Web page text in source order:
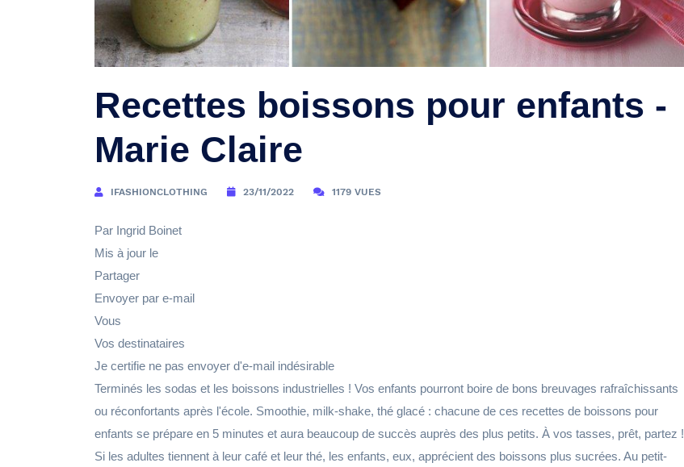
Recettes boissons pour enfants -
Marie Claire
IFASHIONCLOTHING 23/11/2022 1179 VUES
Par Ingrid Boinet
Mis à jour le
Partager
Envoyer par e-mail
Vous
Vos destinataires
Je certifie ne pas envoyer d'e-mail indésirable
Terminés les sodas et les boissons industrielles ! Vos enfants pourront boire de bons breuvages rafraîchissants
ou réconfortants après l'école. Smoothie, milk-shake, thé glacé : chacune de ces recettes de boissons pour
enfants se prépare en 5 minutes et aura beaucoup de succès auprès des plus petits. À vos tasses, prêt, partez !
Si les adultes tiennent à leur café et leur thé, les enfants, eux, apprécient des boissons plus sucrées. Au petit-